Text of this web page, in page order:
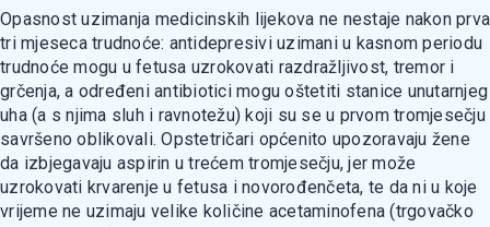
Opasnost uzimanja medicinskih lijekova ne nestaje nakon prva
tri mjeseca trudnoće: antidepresivi uzimani u kasnom periodu
trudnoće mogu u fetusa uzrokovati razdražljivost, tremor i
grčenja, a određeni antibiotici mogu oštetiti stanice unutarnjeg
uha (a s njima sluh i ravnotežu) koji su se u prvom tromjesečju
savršeno oblikovali. Opstetričari općenito upozoravaju žene
da izbjegavaju aspirin u trećem tromjesečju, jer može
uzrokovati krvarenje u fetusa i novorođenčeta, te da ni u koje
vrijeme ne uzimaju velike količine acetaminofena (trgovačko